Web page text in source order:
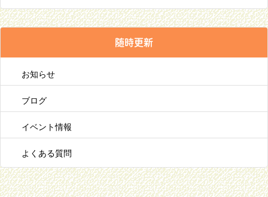
随時更新
お知らせ
ブログ
イベント情報
よくある質問